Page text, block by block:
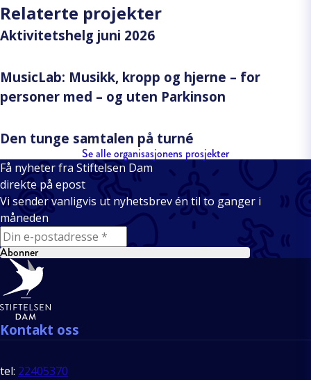
Relaterte projekter
Aktivitetshelg juni 2026
MusicLab: Musikk, kropp og hjerne – for
personer med – og uten Parkinson
Den tunge samtalen på turné
Se alle organisasjonens prosjekter
Få nyheter fra Stiftelsen Dam
direkte på epost
Vi sender vanligvis ut nyhetsbrev én til to ganger i
måneden
E-mail
Abonner
Bunntekst
Kontakt oss
tel: 22405370